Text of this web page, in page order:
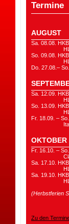
Termine
AUGUST
Sa. 08.08.
HLZ
So. 09.08.
HLZ
Do. 27.08.–
Sa. 12.09.
HLZ
So. 13.09.
HLZ
Fr. 18.09. –
Italien
OKTOBER
Fr. 16.10. –
Sa. 17.10.
HLZ
Sa. 19.10.
HLZ
(Herbstferien
Zu den